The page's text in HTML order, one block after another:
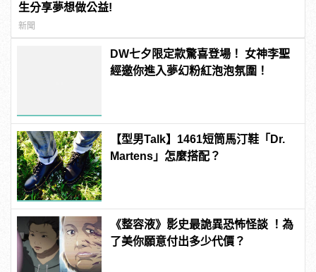
生分享夢想做公益!
新聞
DW七夕限定款驚喜登場！ 女神李聖
經邀你進入夢幻粉紅泡泡氛圍！
【型男Talk】1461短筒馬汀鞋「Dr.
Martens」怎麼搭配？
《整容液》影史最詭異恐怖怪談 ！為
了美你願意付出多少代價？